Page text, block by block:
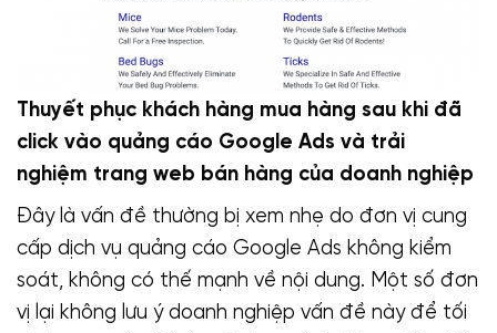
Thuyết phục khách hàng mua hàng sau khi đã
click vào quảng cáo Google Ads và trải
nghiệm trang web bán hàng của doanh nghiệp
Đây là vấn đề thường bị xem nhẹ do đơn vị cung
cấp dịch vụ quảng cáo Google Ads không kiểm
soát, không có thế mạnh về nội dung. Một số đơn
vị lại không lưu ý doanh nghiệp vấn đề này để tối